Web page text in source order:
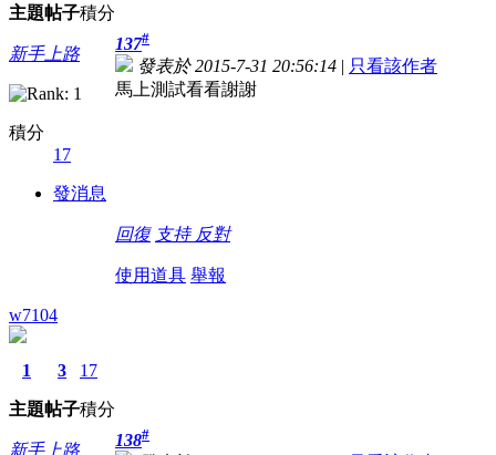
主題帖子積分
新手上路
積分
17
發消息
137#
發表於 2015-7-31 20:56:14 | 只看該作者
馬上測試看看謝謝
回復 支持 反對
使用道具 舉報
w7104
1
主題
3
帖子
17
積分
新手上路
138#